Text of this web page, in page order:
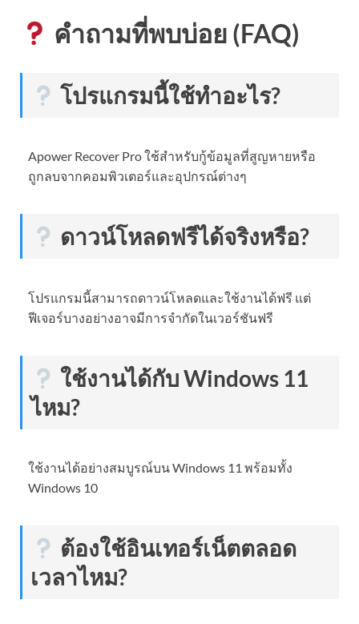
คำถามที่พบบ่อย (FAQ)
โปรแกรมนี้ใช้ทำอะไร?
Apower Recover Pro ใช้สำหรับกู้ข้อมูลที่สูญหายหรือ
ถูกลบจากคอมพิวเตอร์และอุปกรณ์ต่างๆ
ดาวน์โหลดฟรีได้จริงหรือ?
โปรแกรมนี้สามารถดาวน์โหลดและใช้งานได้ฟรี แต่
ฟีเจอร์บางอย่างอาจมีการจำกัดในเวอร์ชันฟรี
ใช้งานได้กับ Windows 11
ไหม?
ใช้งานได้อย่างสมบูรณ์บน Windows 11 พร้อมทั้ง
Windows 10
ต้องใช้อินเทอร์เน็ตตลอด
เวลาไหม?